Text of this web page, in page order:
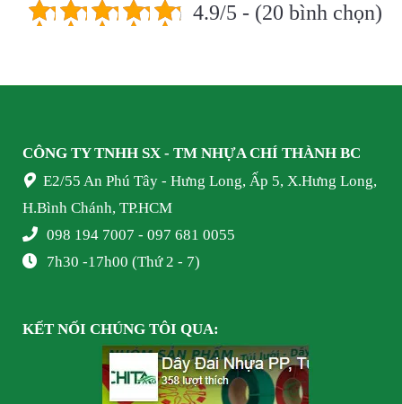
4.9/5 - (20 bình chọn)
CÔNG TY TNHH SX - TM NHỰACHÍ THÀNH BC
E2/55 An Phú Tây - Hưng Long, Ấp 5, X.Hưng Long,
H.Bình Chánh, TP.HCM
098 194 7007 - 097 681 0055
7h30 -17h00 (Thứ 2 - 7)
KẾT NỐI CHÚNG TÔI QUA: